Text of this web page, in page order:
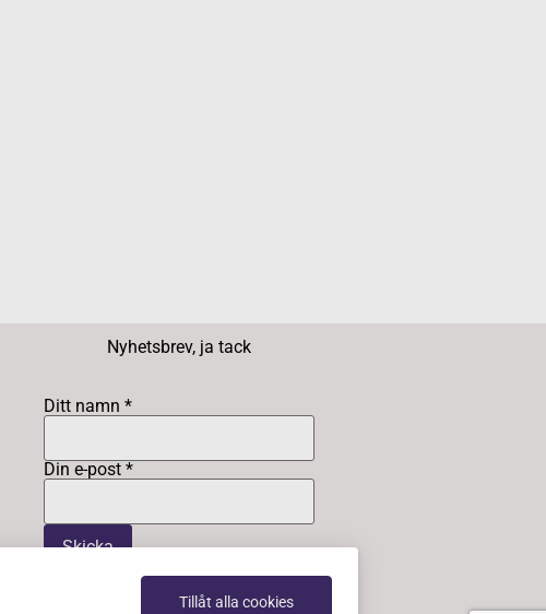
Nyhetsbrev, ja tack
Ditt namn *
Din e-post *
Tillåt alla cookies